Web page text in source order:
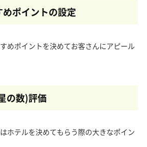
ポイントの設定
めポイントを決めてお客さんにアピール
の数)評価
ホテルを決めてもらう際の大きなポイン